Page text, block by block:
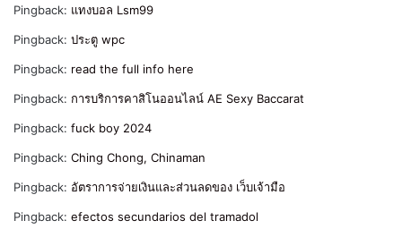
Pingback: แทงบอล Lsm99
Pingback: ประตู wpc
Pingback: read the full info here
Pingback: การบริการคาสิโนออนไลน์ AE Sexy Baccarat
Pingback: fuck boy 2024
Pingback: Ching Chong, Chinaman
Pingback: อัตราการจ่ายเงินและส่วนลดของ เว็บเจ้ามือ
Pingback: efectos secundarios del tramadol